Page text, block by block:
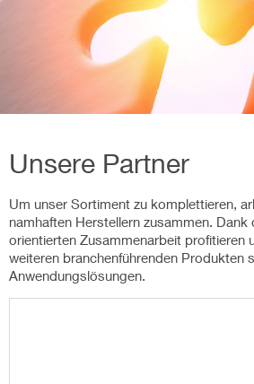
Unsere Partner
Um unser Sortiment zu komplettieren,
namhaften Herstellern zusammen. Dank
orientierten Zusammenarbeit profitieren
weiteren branchenführenden Produkten
Anwendungslösungen.